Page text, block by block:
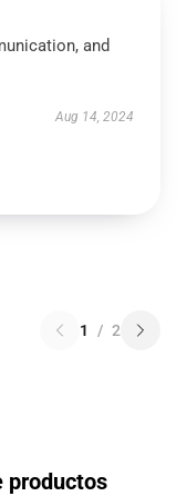
and
Aug 14, 2024
1 / 2
productos